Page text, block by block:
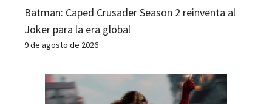
Batman: Caped Crusader Season 2 reinventa al
Joker para la era global
9 de agosto de 2026